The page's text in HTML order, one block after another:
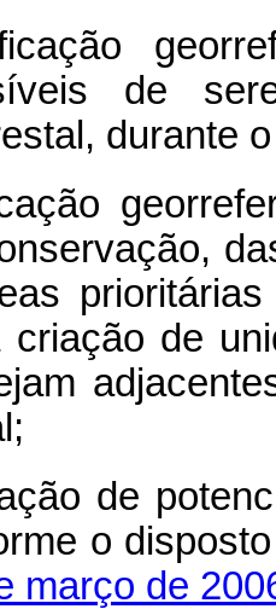
de
durante
criação de
de
o
março de